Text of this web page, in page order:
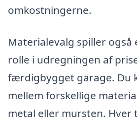
omkostningerne.
Materialevalg spiller
rolle i udregningen af
færdigbygget garage. Du
mellem forskellige
metal eller mursten. Hver